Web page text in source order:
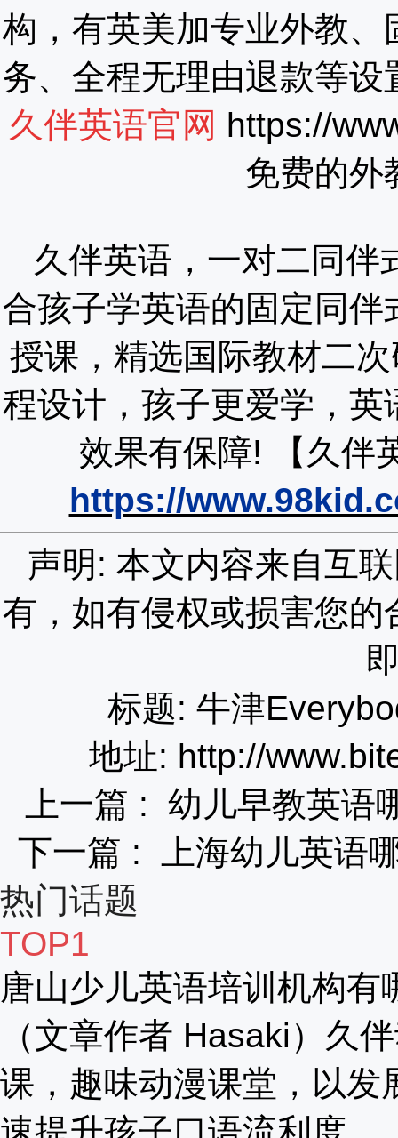
构，有英美加专业外教
务、全程无理由退款等
久伴英语官网 https://
免费的外
久伴英语，一对二同伴
合孩子学英语的固定同
授课，精选国际教材二
程设计，孩子更爱学，
效果有保障!
【久
https://
声明: 本文内容来自互
有，如有侵权或损害您
标题: 牛津
地址: http://
上一篇 : 幼儿早教英语
下一篇 :
上海幼儿英语
热门话题
TOP1
唐山少儿英语培训机构
（文章作者 Hasaki）久
课，趣味动漫课堂，以发